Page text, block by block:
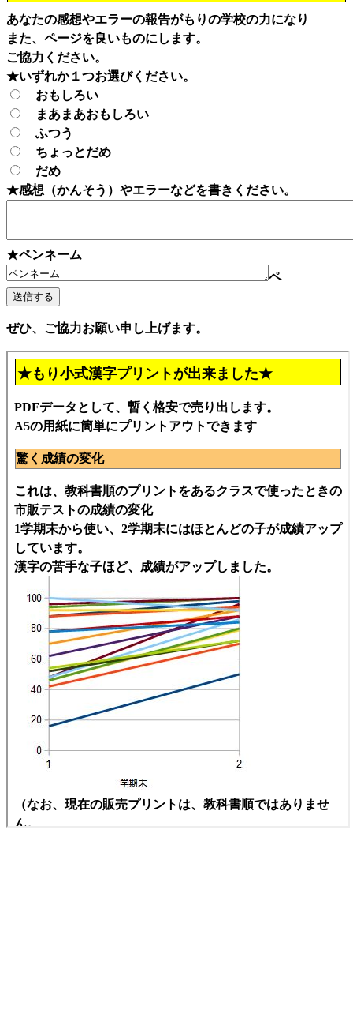
あなたの感想やエラーの報告がもりの学校の力になり
また、ページを良いものにします。
ご協力ください。
★いずれか１つお選びください。
おもしろい
まあまあおもしろい
ふつう
ちょっとだめ
だめ
★感想（かんそう）やエラーなどを書きください。
★ペンネーム
ペ
ぜひ、ご協力お願い申し上げます。